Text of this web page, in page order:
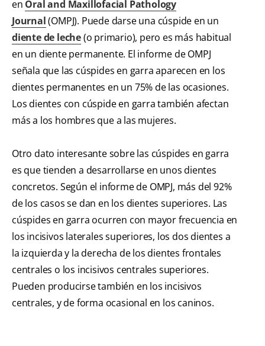
en Oral and Maxillofacial Pathology
Journal(OMPJ). Puede darse una cúspide en un
diente de leche(o primario), pero es más habitual
en un diente permanente. El informe de OMPJ
señala que las cúspides en garra aparecen en los
dientes permanentes en un 75% de las ocasiones.
Los dientes con cúspide en garra también afectan
más a los hombres que a las mujeres.
Otro dato interesante sobre las cúspides en garra
es que tienden a desarrollarse en unos dientes
concretos. Según el informe de OMPJ, más del 92%
de los casos se dan en los dientes superiores. Las
cúspides en garra ocurren con mayor frecuencia en
los incisivos laterales superiores, los dos dientes a
la izquierda y la derecha de los dientes frontales
centrales o los incisivos centrales superiores.
Pueden producirse también en los incisivos
centrales, y de forma ocasional en los caninos.